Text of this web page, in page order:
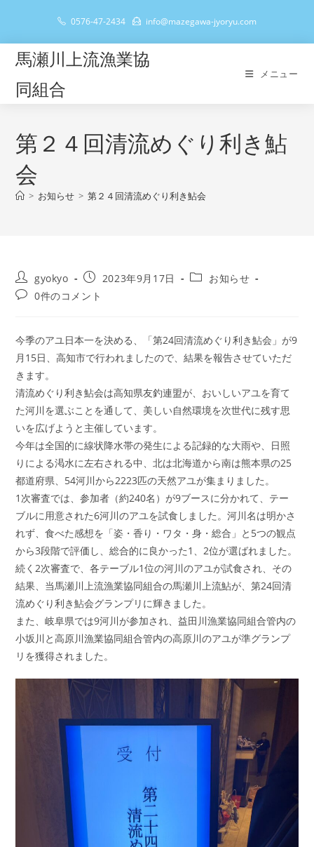
テ
0576-47-2434 info@mazegawa-jyoryu.com
馬瀬川上流漁業協
同組合
メニュー
第２４回清流めぐり利き鮎
会
> お知らせ > 第２４回清流めぐり利き鮎会
投
稿
者:
gyokyo
投
稿
公
2023年9月17日
投
リ
ー:
お知らせ
投
メ
ン
ト:
0件のコメント
今季のアユ日本一を決める、「第24回清流めぐり利き鮎会」が9
月15日、高知市で行われましたので、結果を報告させていただ
きます。
清流めぐり利き鮎会は高知県友釣連盟が、おいしいアユを育て
た河川を選ぶことを通して、美しい自然環境を次世代に残す思
いを広げようと主催しています。
今年は全国的に線状降水帯の発生による記録的な大雨や、日照
りによる渇水に左右される中、北は北海道から南は熊本県の25
都道府県、54河川から2223匹の天然アユが集まりました。
1次審査では、参加者（約240名）が9ブースに分かれて、テー
ブルに用意された6河川のアユを試食しました。河川名は明かさ
れず、食べた感想を「姿・香り・ワタ・身・総合」と5つの観点
から3段階で評価し、総合的に良かった1、2位が選ばれました。
続く2次審査で、各テーブル1位の河川のアユが試食され、その
結果、当馬瀬川上流漁業協同組合の馬瀬川上流鮎が、第24回清
流めぐり利き鮎会グランプリに輝きました。
また、岐阜県では9河川が参加され、益田川漁業協同組合管内の
小坂川と高原川漁業協同組合管内の高原川のアユが準グランプ
リを獲得されました。